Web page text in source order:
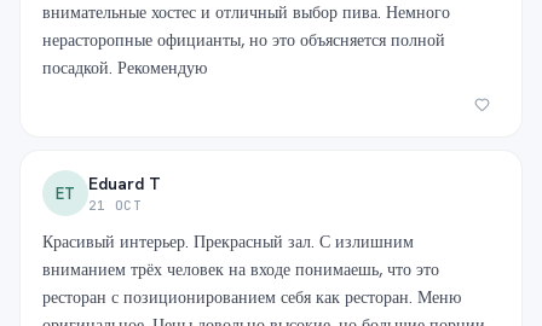
внимательные хостес и отличный выбор пива. Немного
нерасторопные официанты, но это объясняется полной
посадкой. Рекомендую
ET Eduard T
21 OCT
Красивый интерьер. Прекрасный зал. С излишним
вниманием трёх человек на входе понимаешь, что это
ресторан с позиционированием себя как ресторан. Меню